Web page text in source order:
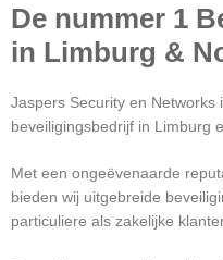
De nummer 1
in Limburg &
Jaspers Security en Networks
beveiligingsbedrijf in Limburg
Met een ongeëvenaarde
bieden wij uitgebreide
particuliere als zakelijke